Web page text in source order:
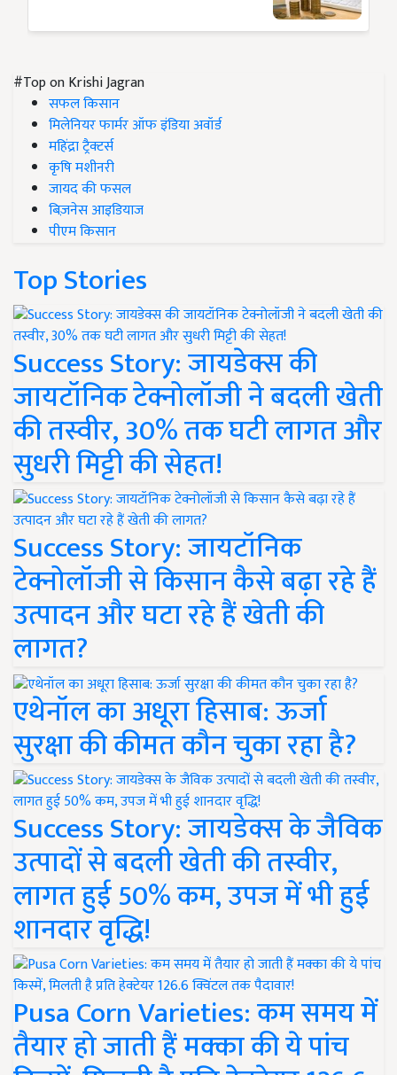
#Top on Krishi Jagran
सफल किसान
मिलेनियर फार्मर ऑफ इंडिया अवॉर्ड
महिंद्रा ट्रैक्टर्स
कृषि मशीनरी
जायद की फसल
बिज़नेस आइडियाज
पीएम किसान
Top Stories
Success Story: जायडेक्स की
जायटॉनिक टेक्नोलॉजी ने बदली खेती
की तस्वीर, 30% तक घटी लागत और
सुधरी मिट्टी की सेहत!
Success Story: जायटॉनिक
टेक्नोलॉजी से किसान कैसे बढ़ा रहे हैं
उत्पादन और घटा रहे हैं खेती की
लागत?
एथेनॉल का अधूरा हिसाब: ऊर्जा
सुरक्षा की कीमत कौन चुका रहा है?
Success Story: जायडेक्स के जैविक
उत्पादों से बदली खेती की तस्वीर,
लागत हुई 50% कम, उपज में भी हुई
शानदार वृद्धि!
Pusa Corn Varieties: कम समय में
तैयार हो जाती हैं मक्का की ये पांच